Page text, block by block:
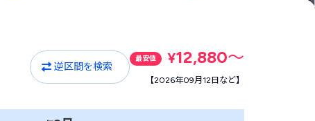
逆区間を検索
最安値 ¥12,880〜
【2026年09月12日など】